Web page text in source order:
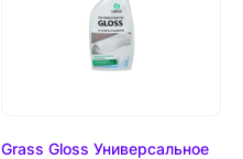
Grass Gloss Универсальное